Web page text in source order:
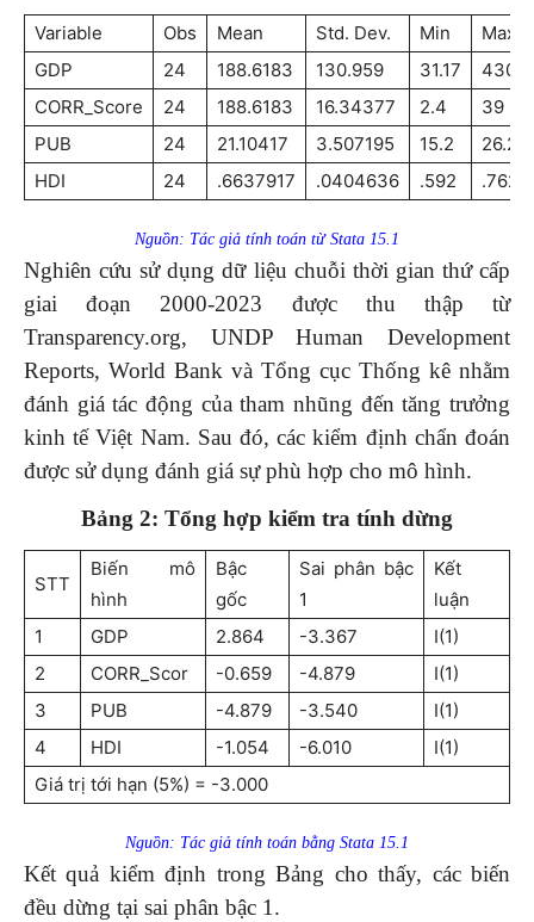
Variable Obs Mean Std. Dev. Min
Max
GDP
24 188.6183 130.959 31.17
430
CORR_Score
24 188.6183 16.34377 2.4
39
PUB
24 21.10417 3.507195 15.2
26.2
HDI
24 .6637917 .0404636 .592 .762
Nguồn: Tác giả tính toán từ Stata 15.1
Nghiên cứu sử dụng dữ liệu chuỗi thời gian thứ cấp
giai đoạn 2000-2023 được thu thập từ
Transparency.org, UNDP Human Development
Reports, World Bank và Tổng cục Thống kê nhằm
đánh giá tác động của tham nhũng đến tăng trưởng
kinh tế Việt Nam. Sau đó, các kiểm định chẩn đoán
được sử dụng đánh giá sự phù hợp cho mô hình.
Bảng 2: Tổng hợp kiểm tra tính dừng
STT
Biến mô
hình
Bậc
gốc
Sai phân bậc
1
Kết
luận
1
GDP 2.864 -3.367
I(1)
2
CORR_Scor -0.659 -4.879
I(1)
3
PUB -4.879 -3.540
I(1)
4
HDI -1.054 -6.010
I(1)
Giá trị tới hạn (5%) = -3.000
Nguồn: Tác giả tính toán bằng Stata 15.1
Kết quả kiểm định trong Bảng cho thấy, các biến
đều dừng tại sai phân bậc 1.